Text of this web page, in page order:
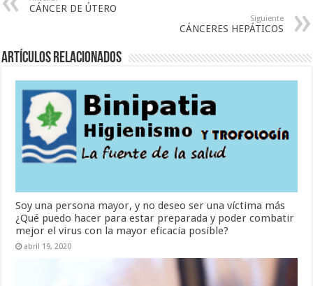
CÁNCER DE ÚTERO
Siguiente
CÁNCERES HEPÁTICOS
Artículos Relacionados
Soy una persona mayor, y no deseo ser una víctima más
¿Qué puedo hacer para estar preparada y poder combatir
mejor el virus con la mayor eficacia posible?
abril 19, 2020